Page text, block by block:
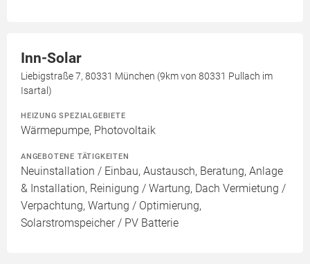
Inn-Solar
Liebigstraße 7, 80331 München (9km von 80331 Pullach im
Isartal)
HEIZUNG SPEZIALGEBIETE
Wärmepumpe, Photovoltaik
ANGEBOTENE TÄTIGKEITEN
Neuinstallation / Einbau, Austausch, Beratung, Anlage
& Installation, Reinigung / Wartung, Dach Vermietung /
Verpachtung, Wartung / Optimierung,
Solarstromspeicher / PV Batterie